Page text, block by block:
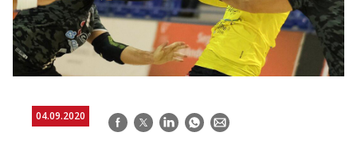
04.09.2020 Facebook
TwitterLinkedInWhatsApp
E-